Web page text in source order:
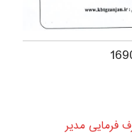
مدیر